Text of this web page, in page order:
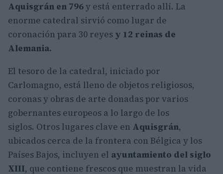
Aquisgrán en 796y está enterrado allí. La
enorme catedral sirvió como lugar de
coronación para 30 reyes y 12 reinas de
Alemania.
El tesoro de la catedral, iniciado por
Carlomagno, está lleno de objetos religiosos,
coronas y obras de arte donadas por varios
gobernantes europeos a lo largo de los
siglos. Otros lugares clave en Aquisgrán,
ubicados cerca de la frontera con Bélgica y los
Países Bajos, incluyen el ayuntamiento del siglo
XIII, que contiene frescos que muestran la vida